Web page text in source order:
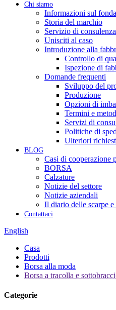
Chi siamo
Informazioni sul
Storia del marchio
Servizio di consulenza
Unisciti al caso
Introduzione alla
Controllo di
Ispezione di
Domande frequenti
Sviluppo del
Produzione
Opzioni di
Termini e
Servizi di
Politiche di
Ulteriori
BLOG
Casi di cooperazione
BORSA
Calzature
Notizie del settore
Notizie aziendali
Il diario delle scarpe e
Contattaci
English
Casa
Prodotti
Borsa alla moda
Borsa a tracolla e
Categorie